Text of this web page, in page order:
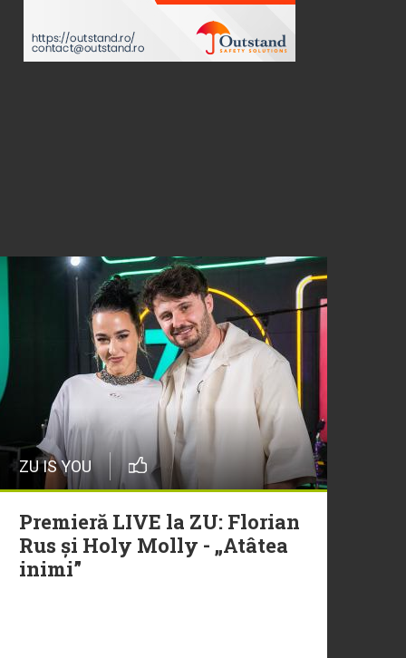
ZU IS YOU
Premieră LIVE la ZU: Florian
Rus și Holy Molly - „Atâtea
inimi”